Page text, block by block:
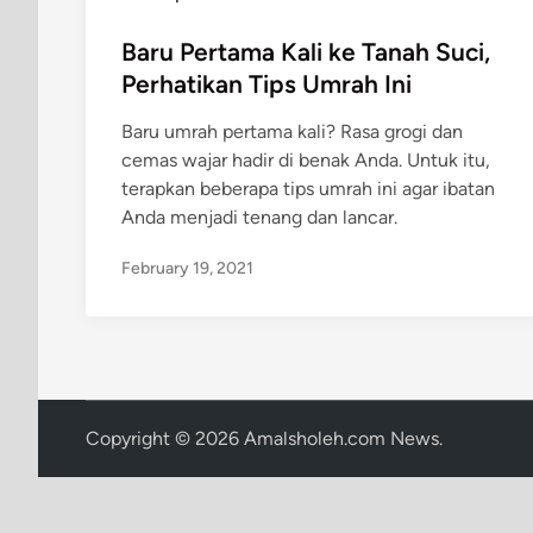
s
t
d
i
n
Baru Pertama Kali ke Tanah Suci,
Perhatikan Tips Umrah Ini
Baru umrah pertama kali? Rasa grogi dan
cemas wajar hadir di benak Anda. Untuk itu,
terapkan beberapa tips umrah ini agar ibatan
Anda menjadi tenang dan lancar.
February 19, 2021
Copyright © 2026 Amalsholeh.com News.